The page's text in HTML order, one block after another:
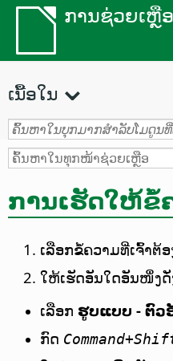
ການຊ່ວຍເຫຼື
ເນື້ອໃນ
ການເຮັດໃຫ້ຂໍ້
ເລືອກຂໍ້ຄວາມທີ່ເຈົ້າຕ້
ໃຫ້ເຮັດອັນໃດອັນໜຶ່ງດັ່
ເລືອກ ຮູບແບບ - ຕົ
ກົດ Command